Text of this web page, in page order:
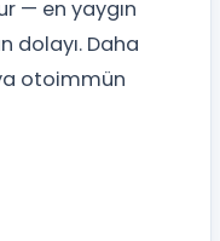
— en yaygın
dolayı. Daha
otoimmün